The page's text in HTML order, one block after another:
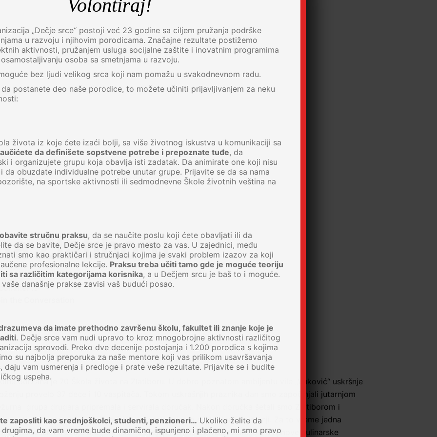
Zlatiboru
održana je 70 Škola života na Zlatiboru. U dobro poznatom ambijentu vile „Vuković“ uskršnje
provelo 37 dece i 10 vaspitača. Tokom uskrašnjih praznika dan smo započinjali jutarnjom
grupa drugara pripremala i servirala doručak. Nakon doručka šetali smo Zlatiborom i
na otvorenim terenima činile su sastavni deo svakodnevnih šetnji. Za to vreme jedna
ručak za svoje drugare i sa nestrepljenjem isčekivala reakcije na njihove kulinarske
Volontiraj!
„Dečje srce“ postoji već 23 godine sa ciljem pružanja podrške
u razvoju i njihovim porodicama. Značajne rezultate postižemo
aktivnosti, pružanjem usluga socijalne zaštite i inovatnim programima
osoba sa smetnjama u razvoju.
bez ljudi velikog srca koji nam pomažu u svakodnevnom radu.
postanete deo naše porodice, to možete učiniti prijavljivanjem za neku
života iz koje ćete izaći bolji, sa više životnog iskustva u komunikaciji sa
da definišete sopstvene potrebe i prepoznate tuđe, da
i organizujete grupu koja obavlja isti zadatak. Da animirate one koji nisu
da obuzdate individualne potrebe unutar grupe. Prijavite se da sa nama
na sportske aktivnosti ili sedmodnevne Škole životnih veština na
stručnu praksu, da se naučite poslu koji ćete obavljati ili da
da se bavite, Dečje srce je pravo mesto za vas. U zajednici, među
smo kao praktičari i stručnjaci kojima je svaki problem izazov za koji
profesionalne lekcije. Praksu treba učiti tamo gde je moguće teoriju
sa različitim kategorijama korisnika, a u Dečjem srcu je baš to i moguće.
današnje prakse zavisi vaš budući posao.
da imate prethodno završenu školu, fakultet ili znanje koje je
. Dečje srce vam nudi upravo to kroz mnogobrojne aktivnosti različitog
sprovodi. Preko dve decenije postojanja i 1.200 porodica s kojima
su najbolja preporuka za naše mentore koji vas prilikom usavršavanja
daju vam usmerenja i predloge i prate veše rezultate. Prijavite se i budite
uspeha.
zaposliti kao srednjoškolci, studenti, penzioneri… Ukoliko želite da
da vam vreme bude dinamično, ispunjeno i plaćeno, mi smo pravo